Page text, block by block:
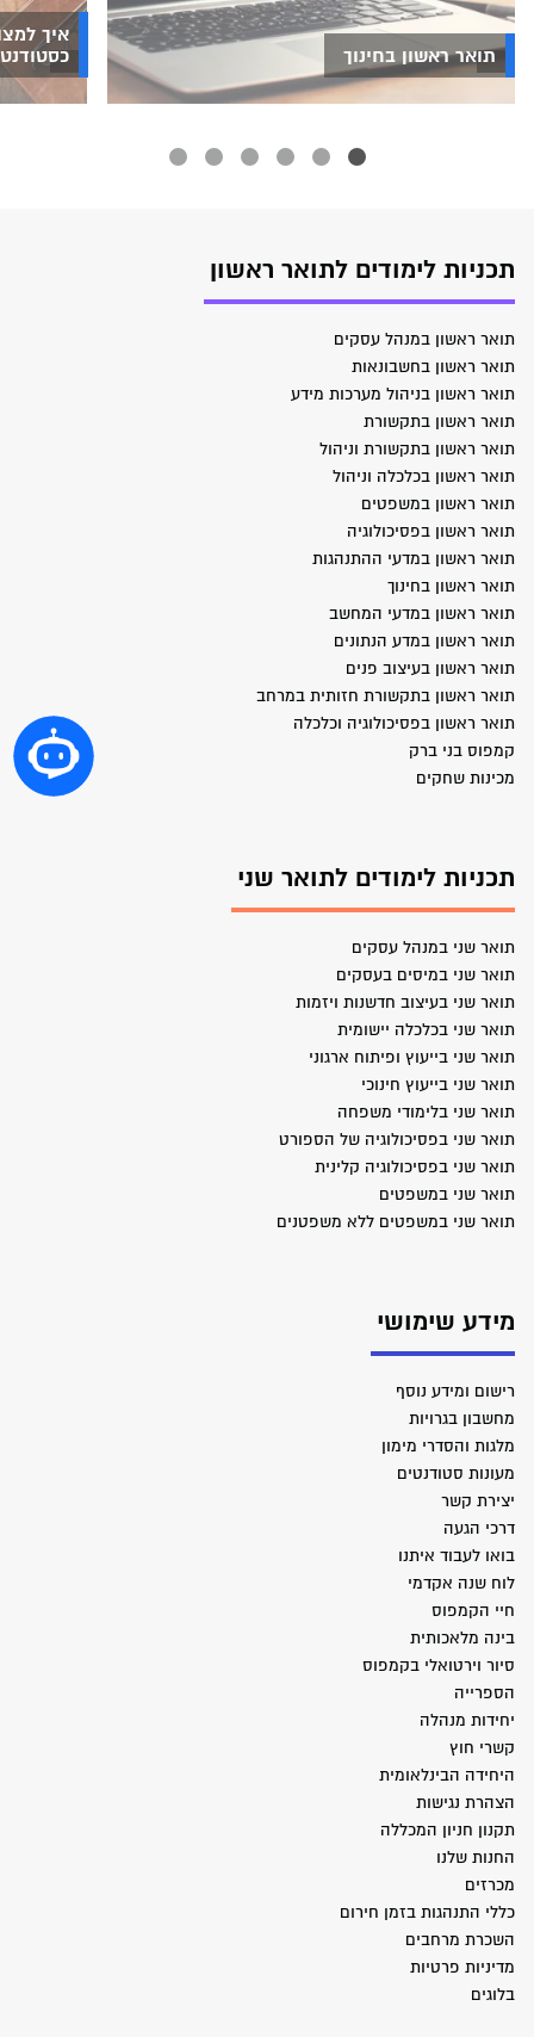
תואר ראשון בחינוך
איך
תכניות לימודים לתואר ראשון
תואר ראשון במנהל עסקים
תואר ראשון בחשבונאות
תואר ראשון בניהול מערכות מידע
תואר ראשון בתקשורת
תואר ראשון בתקשורת וניהול
תואר ראשון בכלכלה וניהול
תואר ראשון במשפטים
תואר ראשון בפסיכולוגיה
תואר ראשון במדעי ההתנהגות
תואר ראשון בחינוך
תואר ראשון במדעי המחשב
תואר ראשון במדע הנתונים
תואר ראשון בעיצוב פנים
תואר ראשון בתקשורת חזותית במרחב
תואר ראשון בפסיכולוגיה וכלכלה
קמפוס בני ברק
מכינות שחקים
תכניות לימודים לתואר שני
תואר שני במנהל עסקים
תואר שני במיסים בעסקים
תואר שני בעיצוב חדשנות ויזמות
תואר שני בכלכלה יישומית
תואר שני בייעוץ ופיתוח ארגוני
תואר שני בייעוץ חינוכי
תואר שני בלימודי משפחה
תואר שני בפסיכולוגיה של הספורט
תואר שני בפסיכולוגיה קלינית
תואר שני במשפטים
תואר שני במשפטים ללא משפטנים
מידע שימושי
רישום ומידע נוסף
מחשבון בגרויות
מלגות והסדרי מימון
מעונות סטודנטים
יצירת קשר
דרכי הגעה
בואו לעבוד איתנו
לוח שנה אקדמי
חיי הקמפוס
בינה מלאכותית
סיור וירטואלי בקמפוס
הספרייה
יחידות מנהלה
קשרי חוץ
היחידה הבינלאומית
הצהרת נגישות
תקנון חניון המכללה
החנות שלנו
מכרזים
כללי התנהגות בזמן חירום
השכרת מרחבים
מדיניות פרטיות
בלוגים